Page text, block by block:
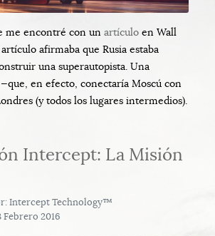
me encontré con un artículo en Wall
afirmaba que Rusia estaba
una superautopista. Una
en efecto, conectaría Moscú con
(y todos los lugares intermedios).
Intercept: La Misión
Intercept Technology™
2016